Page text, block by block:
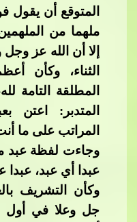
المتوقع أن يقول
ملهما من
إلا أن الله عز
الثناء، وكأن
المطلقة التامة
المتدبر: اعتن
المراتب على ما
وجاءت لفظة عبد
عبدا أي عبد، عبدا
وكأن التشريف
جل وعلا في أول